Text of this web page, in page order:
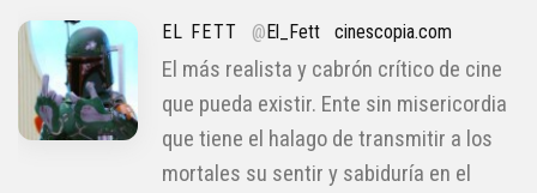
EL FETT @El_Fett cinescopia.com
El más realista y cabrón crítico de cine
que pueda existir. Ente sin misericordia
que tiene el halago de transmitir a los
mortales su sentir y sabiduría en el